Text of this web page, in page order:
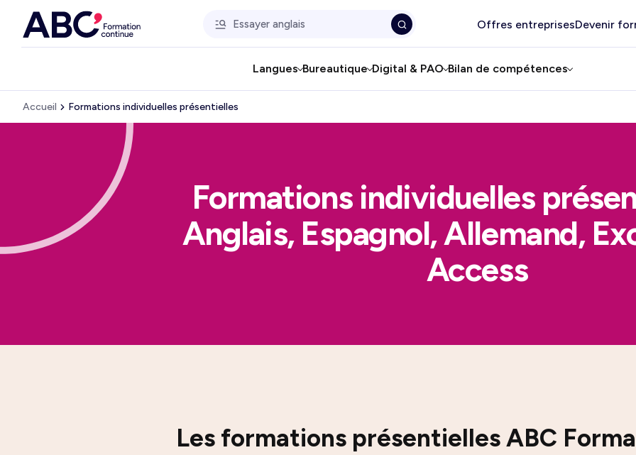
Offres entreprisesDevenir
Langues Bureautique Digital & PAO Bilan de compétences
Accueil Formations individuelles présentielles
Formations individuelles
Anglais, Espagnol, Allemand,
Access
Les formations présentielles ABC